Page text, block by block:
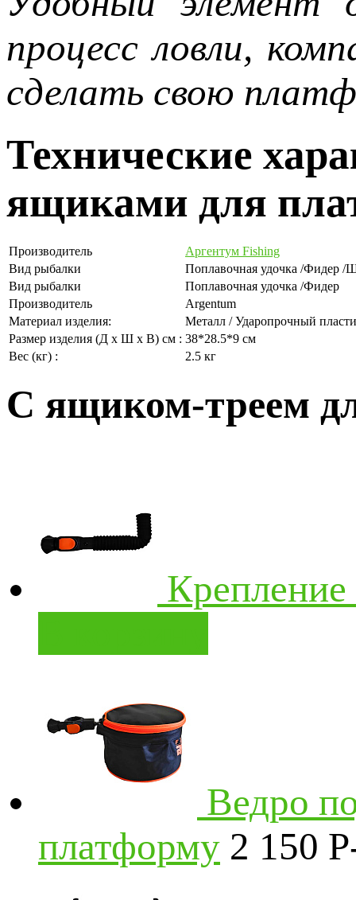
процесс ловли,
сделать свою
Технические
ящиками для
Производитель
Аргентум Fishing
Вид рыбалки
Поплавочная удочка /Фидер /
Вид рыбалки
Поплавочная удочка /Фидер
Производитель
Argentum
Материал изделия:
Металл / Ударопрочный
Размер изделия (Д х Ш х В) см : 38*28.5*9 см
Вес (кг) :
2.5 кг
С ящиком-треем
Ведро
платформу 2 150 P